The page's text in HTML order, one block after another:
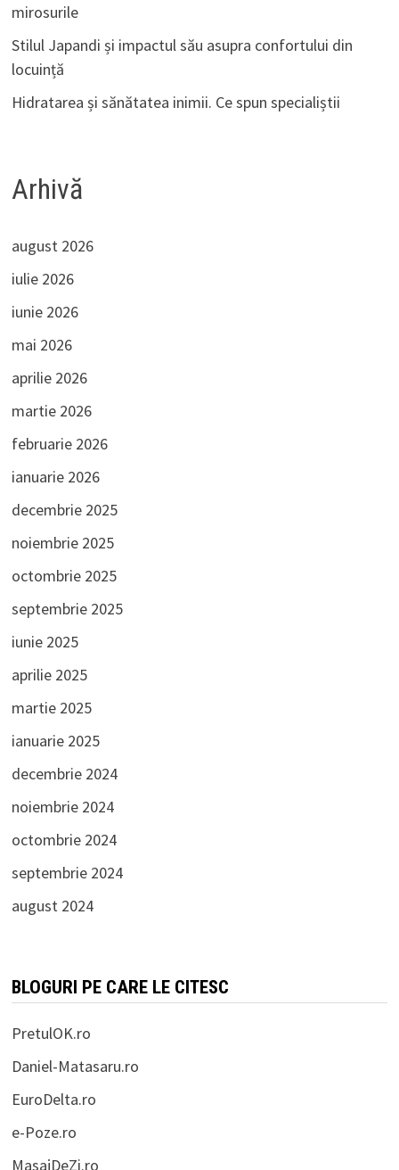
mirosurile
Stilul Japandi și impactul său asupra confortului din
locuință
Hidratarea și sănătatea inimii. Ce spun specialiștii
Arhivă
august 2026
iulie 2026
iunie 2026
mai 2026
aprilie 2026
martie 2026
februarie 2026
ianuarie 2026
decembrie 2025
noiembrie 2025
octombrie 2025
septembrie 2025
iunie 2025
aprilie 2025
martie 2025
ianuarie 2025
decembrie 2024
noiembrie 2024
octombrie 2024
septembrie 2024
august 2024
BLOGURI PE CARE LE CITESC
PretulOK.ro
Daniel-Matasaru.ro
EuroDelta.ro
e-Poze.ro
MasajDeZi.ro